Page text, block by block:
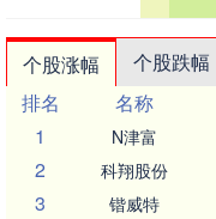
个股涨幅 个股跌幅
排名
名称
1
N津富
2 科翔股份
3 锴威特